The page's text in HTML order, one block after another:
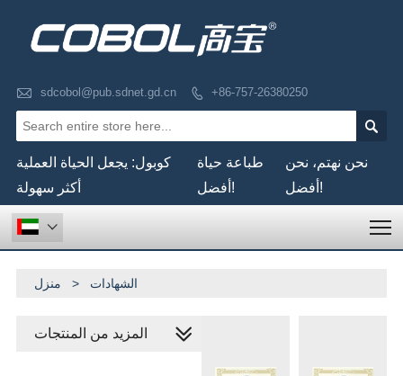
 sdcobol@pub.sdnet.gd.cn  +86-757-26380250

كوبول: يجعل الحياة العملية
أكثر سهولة
طباعة حياة
أفضل!
نحن نهتم، نحن
أفضل!

منزل > الشهادات
المزيد من المنتجات